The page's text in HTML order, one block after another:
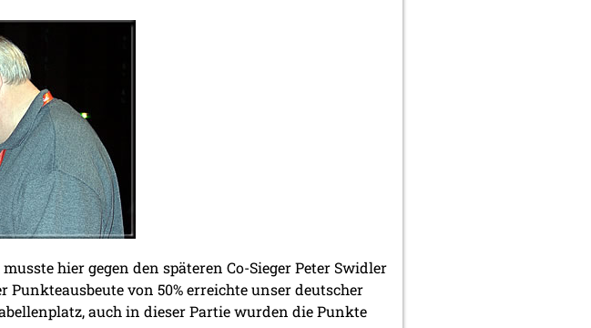
hier gegen den späteren Co-Sieger Peter Swidler
Punkteausbeute von 50% erreichte unser deutscher
auch in dieser Partie wurden die Punkte